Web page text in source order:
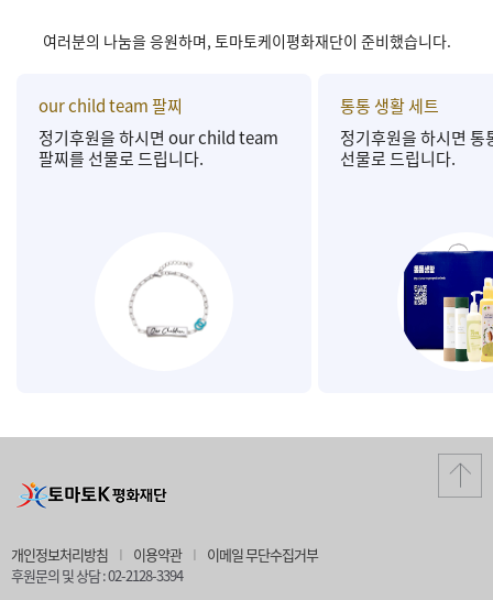
여러분의 나눔을 응원하며, 토마토케이평화재단이 준비했습니다.
our child team 팔찌
정기후원을 하시면 our child team
팔찌를 선물로 드립니다.
통통 생활 세트
정기후원을 하시면 통
선물로 드립니다.
개인정보처리방침 I 이용약관 I 이메일 무단수집거부
후원문의 및 상담 : 02-2128-3394